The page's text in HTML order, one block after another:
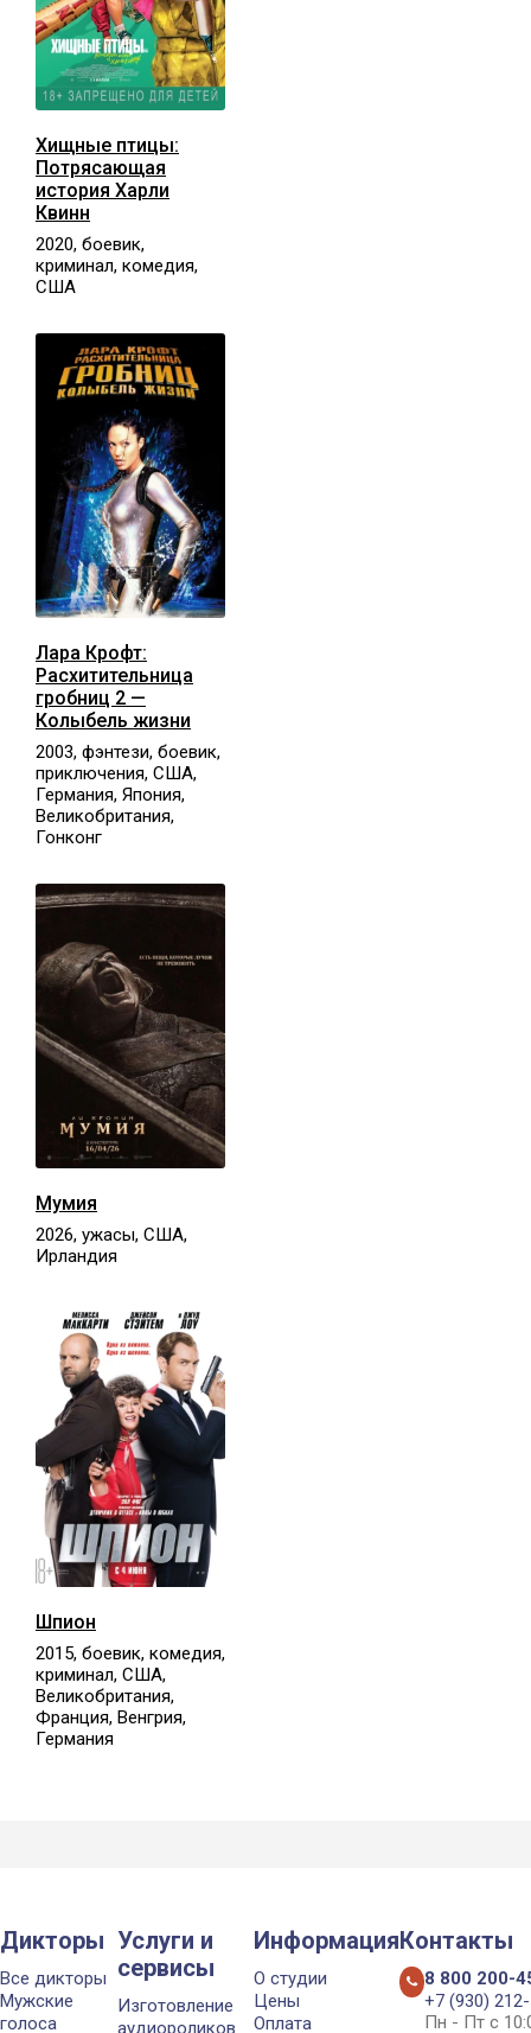
Хищные птицы:
Потрясающая
история Харли
Квинн
2020, боевик,
криминал, комедия,
США
Лара Крофт:
Расхитительница
гробниц 2 —
Колыбель жизни
2003, фэнтези, боевик,
приключения, США,
Германия, Япония,
Великобритания,
Гонконг
Мумия
2026, ужасы, США,
Ирландия
Шпион
2015, боевик, комедия,
криминал, США,
Великобритания,
Франция, Венгрия,
Германия
Дикторы
Все дикторы
Мужские
голоса
Услуги и
сервисы
Изготовление
аудиороликов
Информация
О студии
Цены
Оплата
Контакты
8 800 200-
+7 (930)
Пн - Пт с